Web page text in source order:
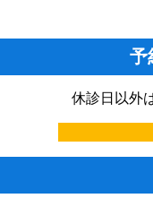
予
休診日以外